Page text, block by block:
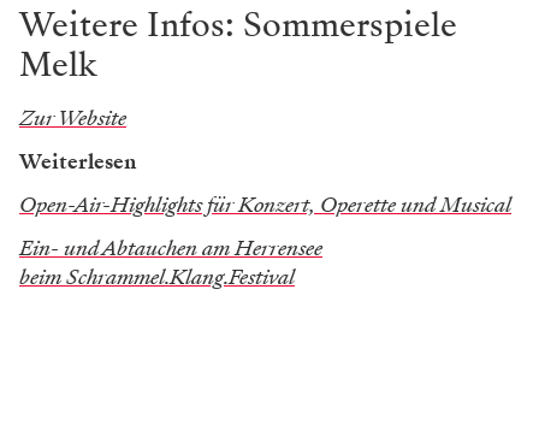
Weitere Infos: Sommerspiele
Melk
Zur Website
Weiterlesen
Open-Air-Highlights für Konzert, Operette und Musical
Ein- und Abtauchen am Herrensee
beim Schrammel.Klang.Festival